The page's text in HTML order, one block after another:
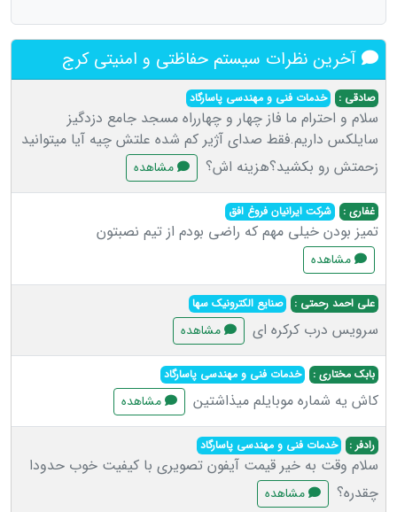
آخرین نظرات سیستم حفاظتی و امنیتی کرج
صادقی : خدمات فنی و مهندسی پاسارگاد
سلام و احترام ما فاز چهار و چهارراه مسجد جامع دزدگیز
سایلکس داریم.فقط صدای آژیر کم شده علتش چیه آیا میتوانید
زحمتش رو بکشید؟هزینه اش؟
مشاهده
غفاری : شرکت ایرانیان فروغ افق
تمیز بودن خیلی مهم که راضی بودم از تیم نصبتون
مشاهده
علی احمد رحمتی : صنایع الکترونیک سها
سرویس درب کرکره ای مشاهده
بابک مختاری : خدمات فنی و مهندسی پاسارگاد
کاش یه شماره موبایلم میذاشتین مشاهده
رادفر : خدمات فنی و مهندسی پاسارگاد
سلام وقت به خیر قیمت آيفون تصويري با کیفیت خوب حدودا
چقدره؟
مشاهده